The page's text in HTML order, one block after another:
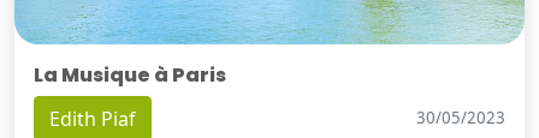
La Musique à Paris
Edith Piaf 30/05/2023